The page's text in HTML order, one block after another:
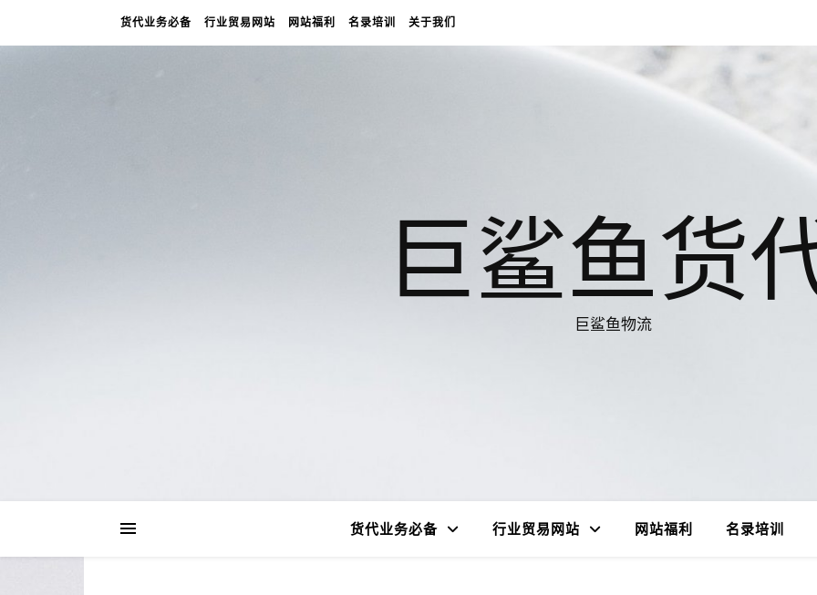
货代业务必备 行业贸易网站 网站福利 名录培训 关于我们
巨鲨鱼货
巨鲨鱼物流
货代业务必备 行业贸易网站 网站福利 名录培训